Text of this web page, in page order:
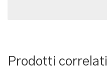
Prodotti correlati